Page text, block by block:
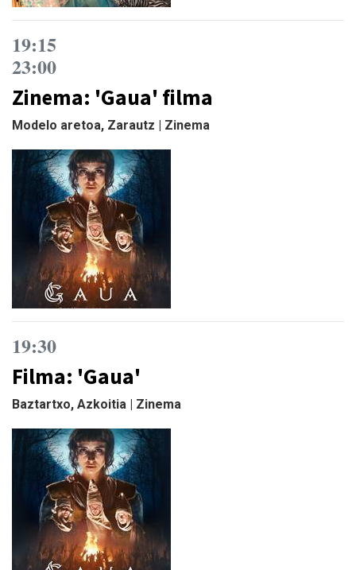
19:15
23:00
Zinema: 'Gaua' filma
Modelo aretoa, Zarautz | Zinema
19:30
Filma: 'Gaua'
Baztartxo, Azkoitia | Zinema